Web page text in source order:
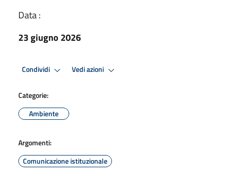
Data :
23 giugno 2026
Condividi Vedi azioni
Categorie:
Ambiente
Argomenti:
Comunicazione istituzionale